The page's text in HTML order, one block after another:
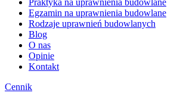
Praktyka na uprawnienia budowlane
Egzamin na uprawnienia budowlane
Rodzaje uprawnień budowlanych
Blog
O nas
Opinie
Kontakt
Cennik